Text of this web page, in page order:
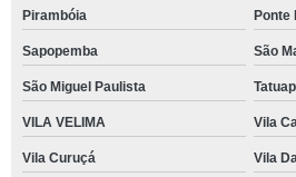
Pirambóia Ponte
Sapopemba São
São Miguel Paulista
VILA VELIMA Vila
Vila Curuçá Vila